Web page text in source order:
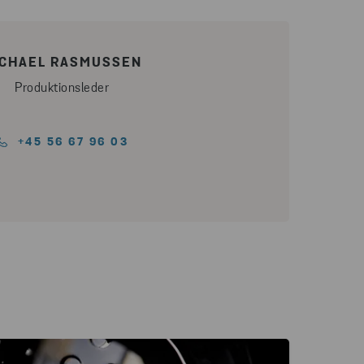
RASMUSSEN
Produktionsleder
+45 56 67 96 03